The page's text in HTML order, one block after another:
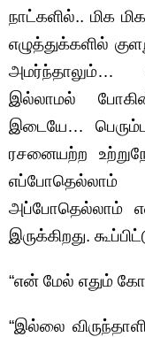
நாட்களில்.. மிக
எழுத்துக்களில்
அமர்ந்தாலும்…
இல்லாமல்
இடையே…
ரசனையற்ற
அப்போதெல்லாம்
இருக்கிறது.
“என் மேல் எதும்
“இல்லை